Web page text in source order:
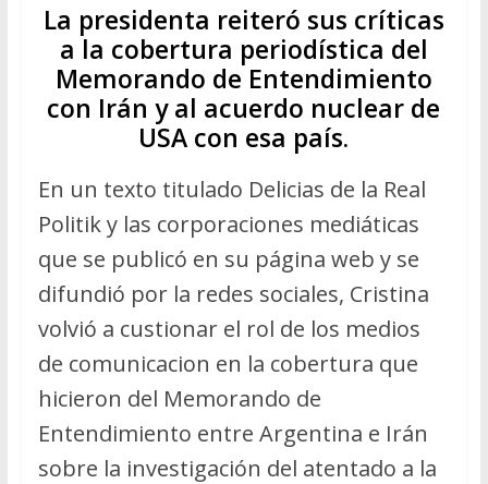
La presidenta reiteró sus críticas
a la cobertura periodística del
Memorando de Entendimiento
con Irán y al acuerdo nuclear de
USA con esa país.
En un texto titulado Delicias de la Real
Politik y las corporaciones mediáticas
que se publicó en su página web y se
difundió por la redes sociales, Cristina
volvió a custionar el rol de los medios
de comunicacion en la cobertura que
hicieron del Memorando de
Entendimiento entre Argentina e Irán
sobre la investigación del atentado a la